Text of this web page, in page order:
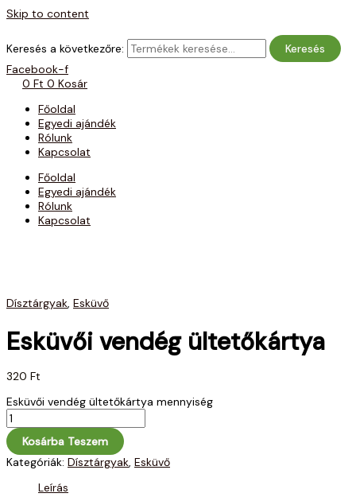
Skip to content
Keresés a következőre:
Keresés
Facebook-f
0 Ft 0 Kosár
Főoldal
Egyedi ajándék
Rólunk
Kapcsolat
Főoldal
Egyedi ajándék
Rólunk
Kapcsolat
Dísztárgyak, Esküvő
Esküvői vendég ültetőkártya
320 Ft
Esküvői vendég ültetőkártya mennyiség
Kosárba Teszem
Kategóriák: Dísztárgyak, Esküvő
Leírás